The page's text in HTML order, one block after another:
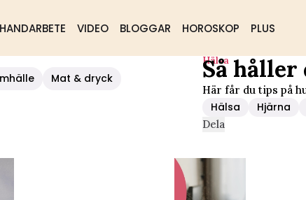
HANDARBETE VIDEO BLOGGAR HOROSKOP PLUS
Mat & dryck
Hälsa
Så håller
Här får du tips på
Hälsa Hjärna
Dela